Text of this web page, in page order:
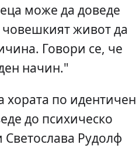
може да доведе
човешкият живот да
Говори се, че
начин."
хората по идентичен
до психическо
Рудолф